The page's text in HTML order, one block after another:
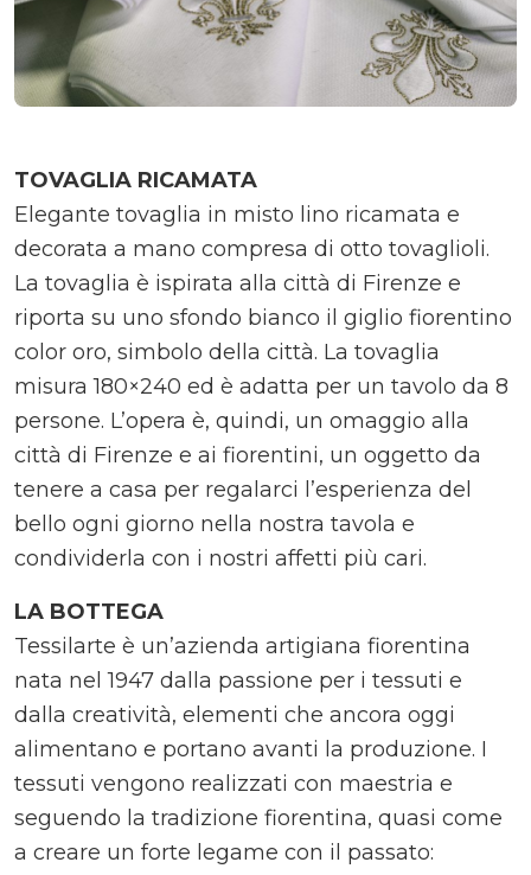
TOVAGLIA RICAMATA
Elegante tovaglia in misto lino ricamata e
decorata a mano compresa di otto tovaglioli.
La tovaglia è ispirata alla città di Firenze e
riporta su uno sfondo bianco il giglio fiorentino
color oro, simbolo della città. La tovaglia
misura 180×240 ed è adatta per un tavolo da 8
persone. L’opera è, quindi, un omaggio alla
città di Firenze e ai fiorentini, un oggetto da
tenere a casa per regalarci l’esperienza del
bello ogni giorno nella nostra tavola e
condividerla con i nostri affetti più cari.
LA BOTTEGA
Tessilarte è un’azienda artigiana fiorentina
nata nel 1947 dalla passione per i tessuti e
dalla creatività, elementi che ancora oggi
alimentano e portano avanti la produzione. I
tessuti vengono realizzati con maestria e
seguendo la tradizione fiorentina, quasi come
a creare un forte legame con il passato: